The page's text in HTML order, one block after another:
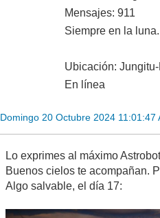
Mensajes: 911
Siempre en la
Ubicación:
En línea
Domingo 20 Octubre 2024 11:01:47
Lo exprimes al máximo
Buenos cielos te acompañan.
Algo salvable, el día 17: